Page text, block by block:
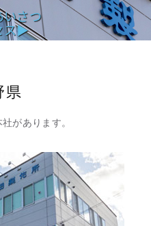
いさつ
ス
県
があります。